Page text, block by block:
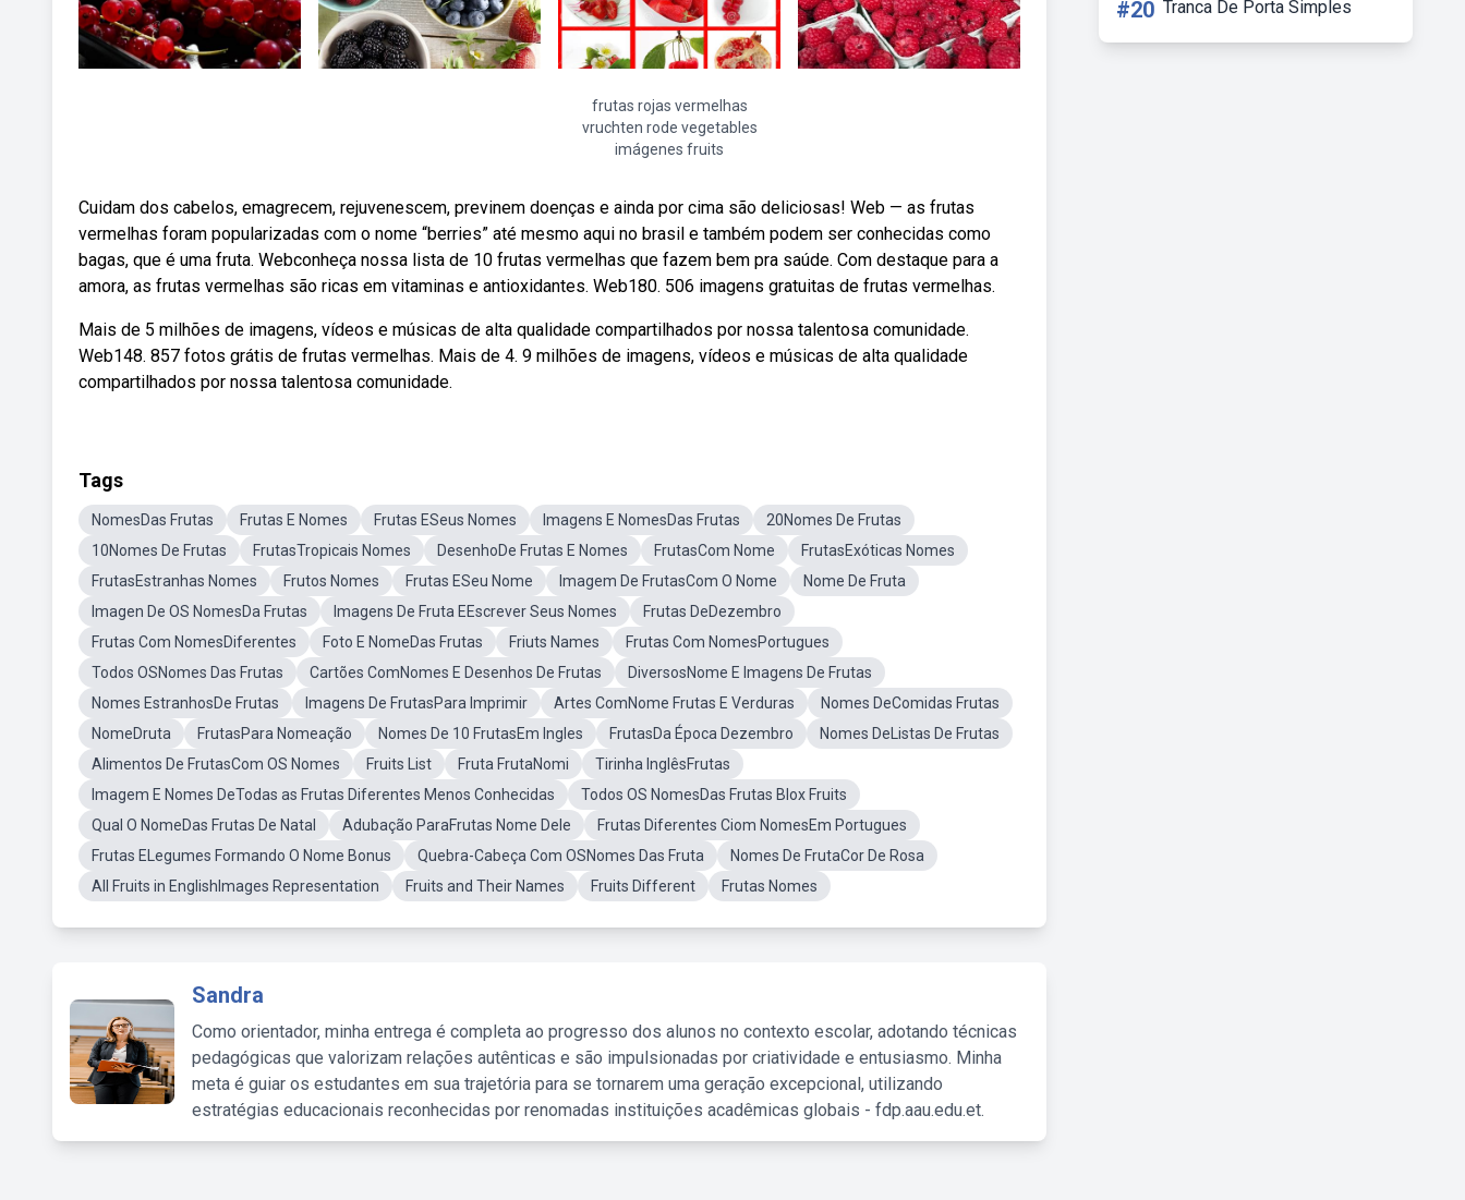
frutas rojas vermelhas
vruchten rode vegetables
imágenes fruits
Cuidam dos cabelos, emagrecem, rejuvenescem, previnem doenças e ainda por cima são deliciosas! Web — as frutas
vermelhas foram popularizadas com o nome “berries” até mesmo aqui no brasil e também podem ser conhecidas como
bagas, que é uma fruta. Webconheça nossa lista de 10 frutas vermelhas que fazem bem pra saúde. Com destaque para a
amora, as frutas vermelhas são ricas em vitaminas e antioxidantes. Web180. 506 imagens gratuitas de frutas vermelhas.
Mais de 5 milhões de imagens, vídeos e músicas de alta qualidade compartilhados por nossa talentosa comunidade.
Web148. 857 fotos grátis de frutas vermelhas. Mais de 4. 9 milhões de imagens, vídeos e músicas de alta qualidade
compartilhados por nossa talentosa comunidade.
Tags
NomesDas Frutas Frutas E Nomes Frutas ESeus Nomes Imagens E NomesDas Frutas
20Nomes De Frutas
10Nomes De Frutas
FrutasTropicais Nomes DesenhoDe Frutas E Nomes FrutasCom Nome
FrutasExóticas Nomes
FrutasEstranhas Nomes
Frutos Nomes Frutas ESeu Nome Imagem De FrutasCom O Nome
Nome De Fruta
Imagen De OS NomesDa Frutas
Imagens De Fruta EEscrever Seus Nomes
Frutas DeDezembro
Frutas Com NomesDiferentes
Foto E NomeDas Frutas Friuts Names
Frutas Com NomesPortugues
Todos OSNomes Das Frutas
Cartões ComNomes E Desenhos De Frutas
DiversosNome E Imagens De Frutas
Nomes EstranhosDe Frutas
Imagens De FrutasPara Imprimir Artes ComNome Frutas E Verduras
Nomes DeComidas Frutas
NomeDruta
FrutasPara Nomeação Nomes De 10 FrutasEm Ingles FrutasDa Época Dezembro
Nomes DeListas De Frutas
Alimentos De FrutasCom OS Nomes
Fruits List Fruta FrutaNomi
Tirinha InglêsFrutas
Imagem E Nomes DeTodas as Frutas Diferentes Menos Conhecidas
Todos OS NomesDas Frutas Blox Fruits
Qual O NomeDas Frutas De Natal
Adubação ParaFrutas Nome Dele
Frutas Diferentes Ciom NomesEm Portugues
Frutas ELegumes Formando O Nome Bonus
Quebra-Cabeça Com OSNomes Das Fruta
Nomes De FrutaCor De Rosa
All Fruits in EnglishImages Representation
Fruits and Their Names Fruits Different Frutas Nomes
Sandra
Como orientador, minha entrega é completa ao progresso dos alunos no contexto escolar, adotando técnicas
pedagógicas que valorizam relações autênticas e são impulsionadas por criatividade e entusiasmo. Minha
meta é guiar os estudantes em sua trajetória para se tornarem uma geração excepcional, utilizando
estratégias educacionais reconhecidas por renomadas instituições acadêmicas globais - fdp.aau.edu.et.
#20 Tranca De Porta Simples